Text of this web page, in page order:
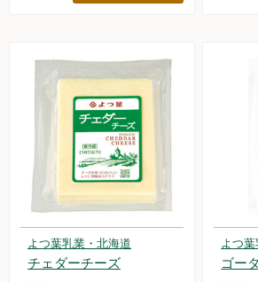
よつ葉乳業・北海道
チェダーチーズ
よつ
ゴー